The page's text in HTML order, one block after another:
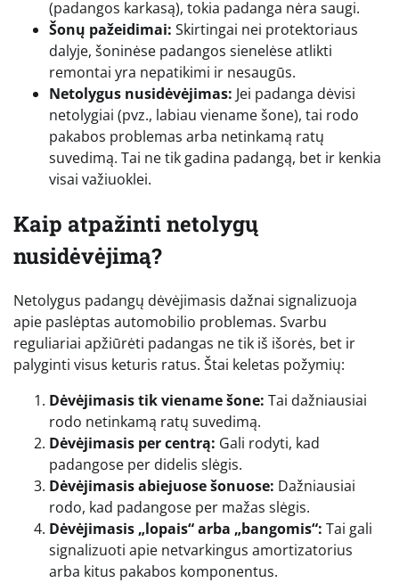
(padangos karkasą), tokia padanga nėra saugi.
Šonų pažeidimai: Skirtingai nei protektoriaus
dalyje, šoninėse padangos sienelėse atlikti
remontai yra nepatikimi ir nesaugūs.
Netolygus nusidėvėjimas: Jei padanga dėvisi
netolygiai (pvz., labiau viename šone), tai rodo
pakabos problemas arba netinkamą ratų
suvedimą. Tai ne tik gadina padangą, bet ir kenkia
visai važiuoklei.
Kaip atpažinti netolygų
nusidėvėjimą?
Netolygus padangų dėvėjimasis dažnai signalizuoja
apie paslėptas automobilio problemas. Svarbu
reguliariai apžiūrėti padangas ne tik iš išorės, bet ir
palyginti visus keturis ratus. Štai keletas požymių:
Dėvėjimasis tik viename šone: Tai dažniausiai
rodo netinkamą ratų suvedimą.
Dėvėjimasis per centrą: Gali rodyti, kad
padangose per didelis slėgis.
Dėvėjimasis abiejuose šonuose: Dažniausiai
rodo, kad padangose per mažas slėgis.
Dėvėjimasis „lopais“ arba „bangomis“: Tai gali
signalizuoti apie netvarkingus amortizatorius
arba kitus pakabos komponentus.